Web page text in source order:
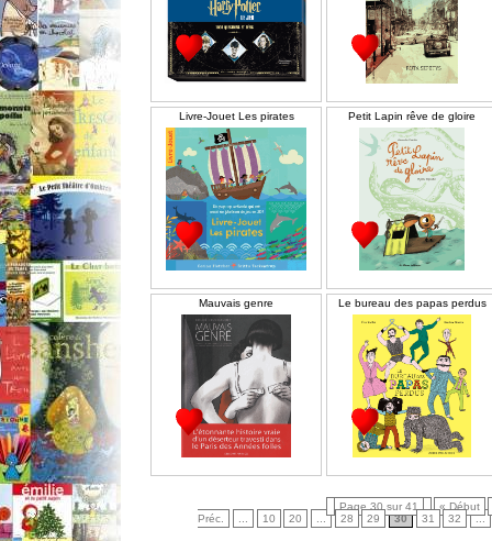
Livre-Jouet Les pirates Petit Lapin rêve de gloire
Mauvais genre Le bureau des papas perdus
Page 30 sur 41
« Début
Préc.
10 20 28 29 30 31 32 ...